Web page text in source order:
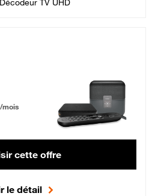
TV UHD
Fibre
puis 42,99 € par mois, Engagement 12 mois
mois
cette offre
le détail